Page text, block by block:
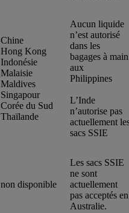
Chine
Hong Kong
Indonésie
Malaisie
Maldives
Singapour
Corée du Sud
Thaïlande
Aucun liquide
n’est autorisé
dans les
bagages à main
aux
Philippines
L’Inde
n’autorise pas
actuellement
sacs SSIE
non disponible
Les sacs SSIE
ne sont
actuellement
pas acceptés en
Australie.